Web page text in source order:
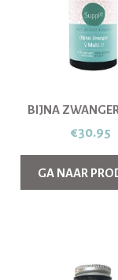
BIJNA
€30.95
GA NAAR